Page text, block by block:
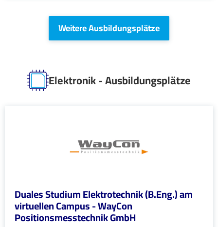
Weitere Ausbildungsplätze
Elektronik - Ausbildungsplätze
Duales Studium Elektrotechnik (B.Eng.) am
virtuellen Campus - WayCon
Positionsmesstechnik GmbH